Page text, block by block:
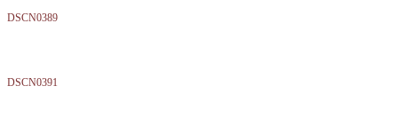
DSCN0389
DSCN0391